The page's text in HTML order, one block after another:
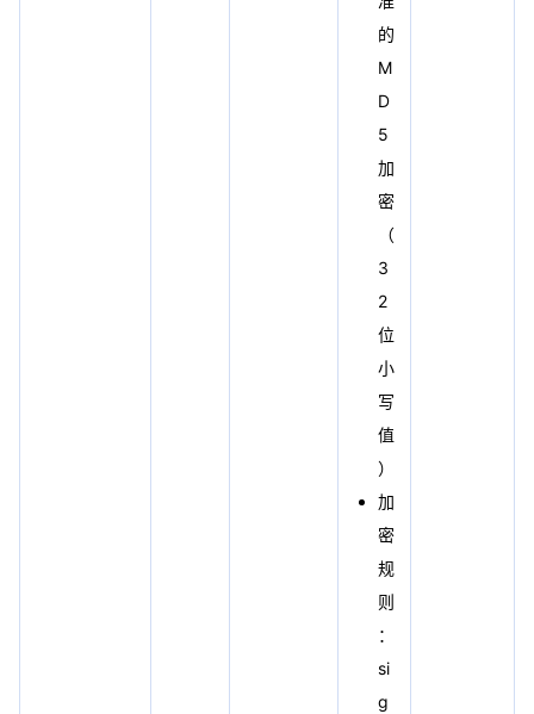
的
M
D
5
加
密
（
3
2
位
小
写
值
）
加
密
规
则
：
si
g